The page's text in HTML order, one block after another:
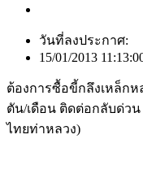
วันที่ลงประกาศ:
15/01/2013
ต้องการซื้อขี้กลึงเหล็กห
ตัน/เดือน ติดต่อกลับด่วน
ไทยท่าหลวง)